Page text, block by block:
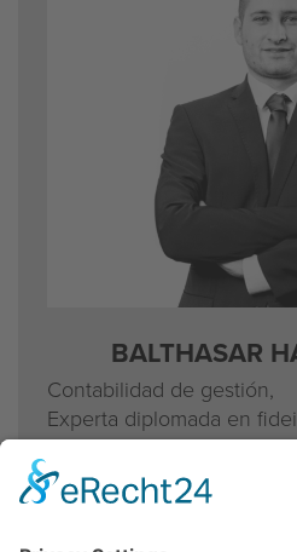
BALTHASAR
Contabilidad de gestión,
Experta diplomada en
de Liechtenstein
T directo
+423 236 10 48
b.hasenbach@lieadvice.li